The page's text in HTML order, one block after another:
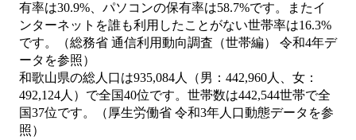
有率は30.9%、パソコンの保有率は58.7%です。またイ
ンターネットを誰も利用したことがない世帯率は16.3%
です。（総務省 通信利用動向調査（世帯編） 令和4年デ
ータを参照）
和歌山県の総人口は935,084人（男：442,960人、女：
492,124人）で全国40位です。世帯数は442,544世帯で全
国37位です。（厚生労働省 令和3年人口動態データを参
照）